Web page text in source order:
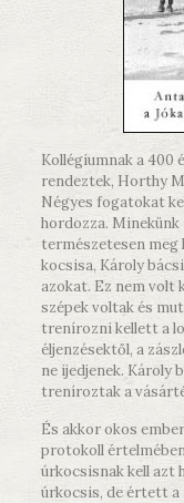
Kollégiumnak a 400
rendeztek, Horthy
Négyes fogatokat
hordozza.
természetesen meg
kocsisa, Károly
azokat. Ez nem volt
szépek voltak és
trenírozni kellett a
éljenzésektől, a
ne ijedjenek. Károly
treníroztak a
És akkor okos
protokoll
úrkocsisnak kell azt
úrkocsis, de értett